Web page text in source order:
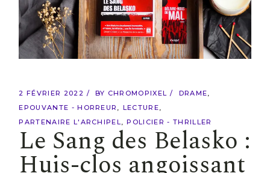
2 FÉVRIER 2022 BY CHROMOPIXEL
DRAME
EPOUVANTE - HORREUR
LECTURE
PARTENAIRE L'ARCHIPEL
POLICIER - THRILLER
Le Sang des Belasko :
Huis-clos angoissant